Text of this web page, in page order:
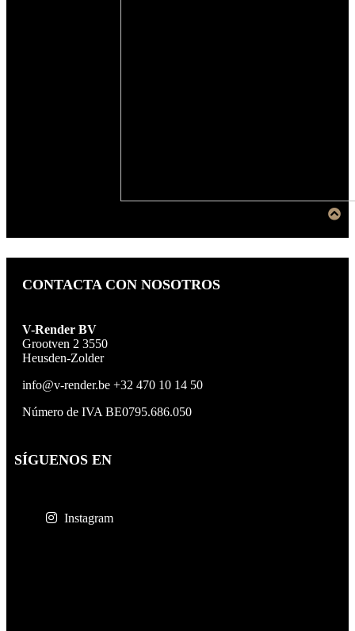
CONTACTA CON NOSOTROS
V-Render BV
Grootven 2 3550
Heusden-Zolder
info@v-render.be +32 470 10 14 50
Número de IVA BE0795.686.050
SÍGUENOS EN
Instagram